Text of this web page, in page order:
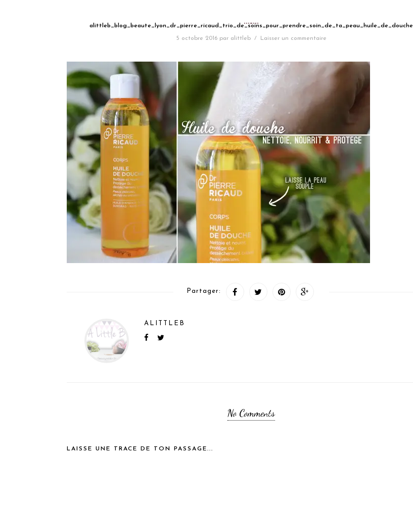
alittleb_blog_beaute_lyon_dr_pierre_ricaud_trio_de_soins_pour_prendre_soin_de_ta_peau_huile_de_douche
5 octobre 2016 par alittleb / Laisser un commentaire
Partager:
ALITTLEB
No Comments
LAISSE UNE TRACE DE TON PASSAGE...